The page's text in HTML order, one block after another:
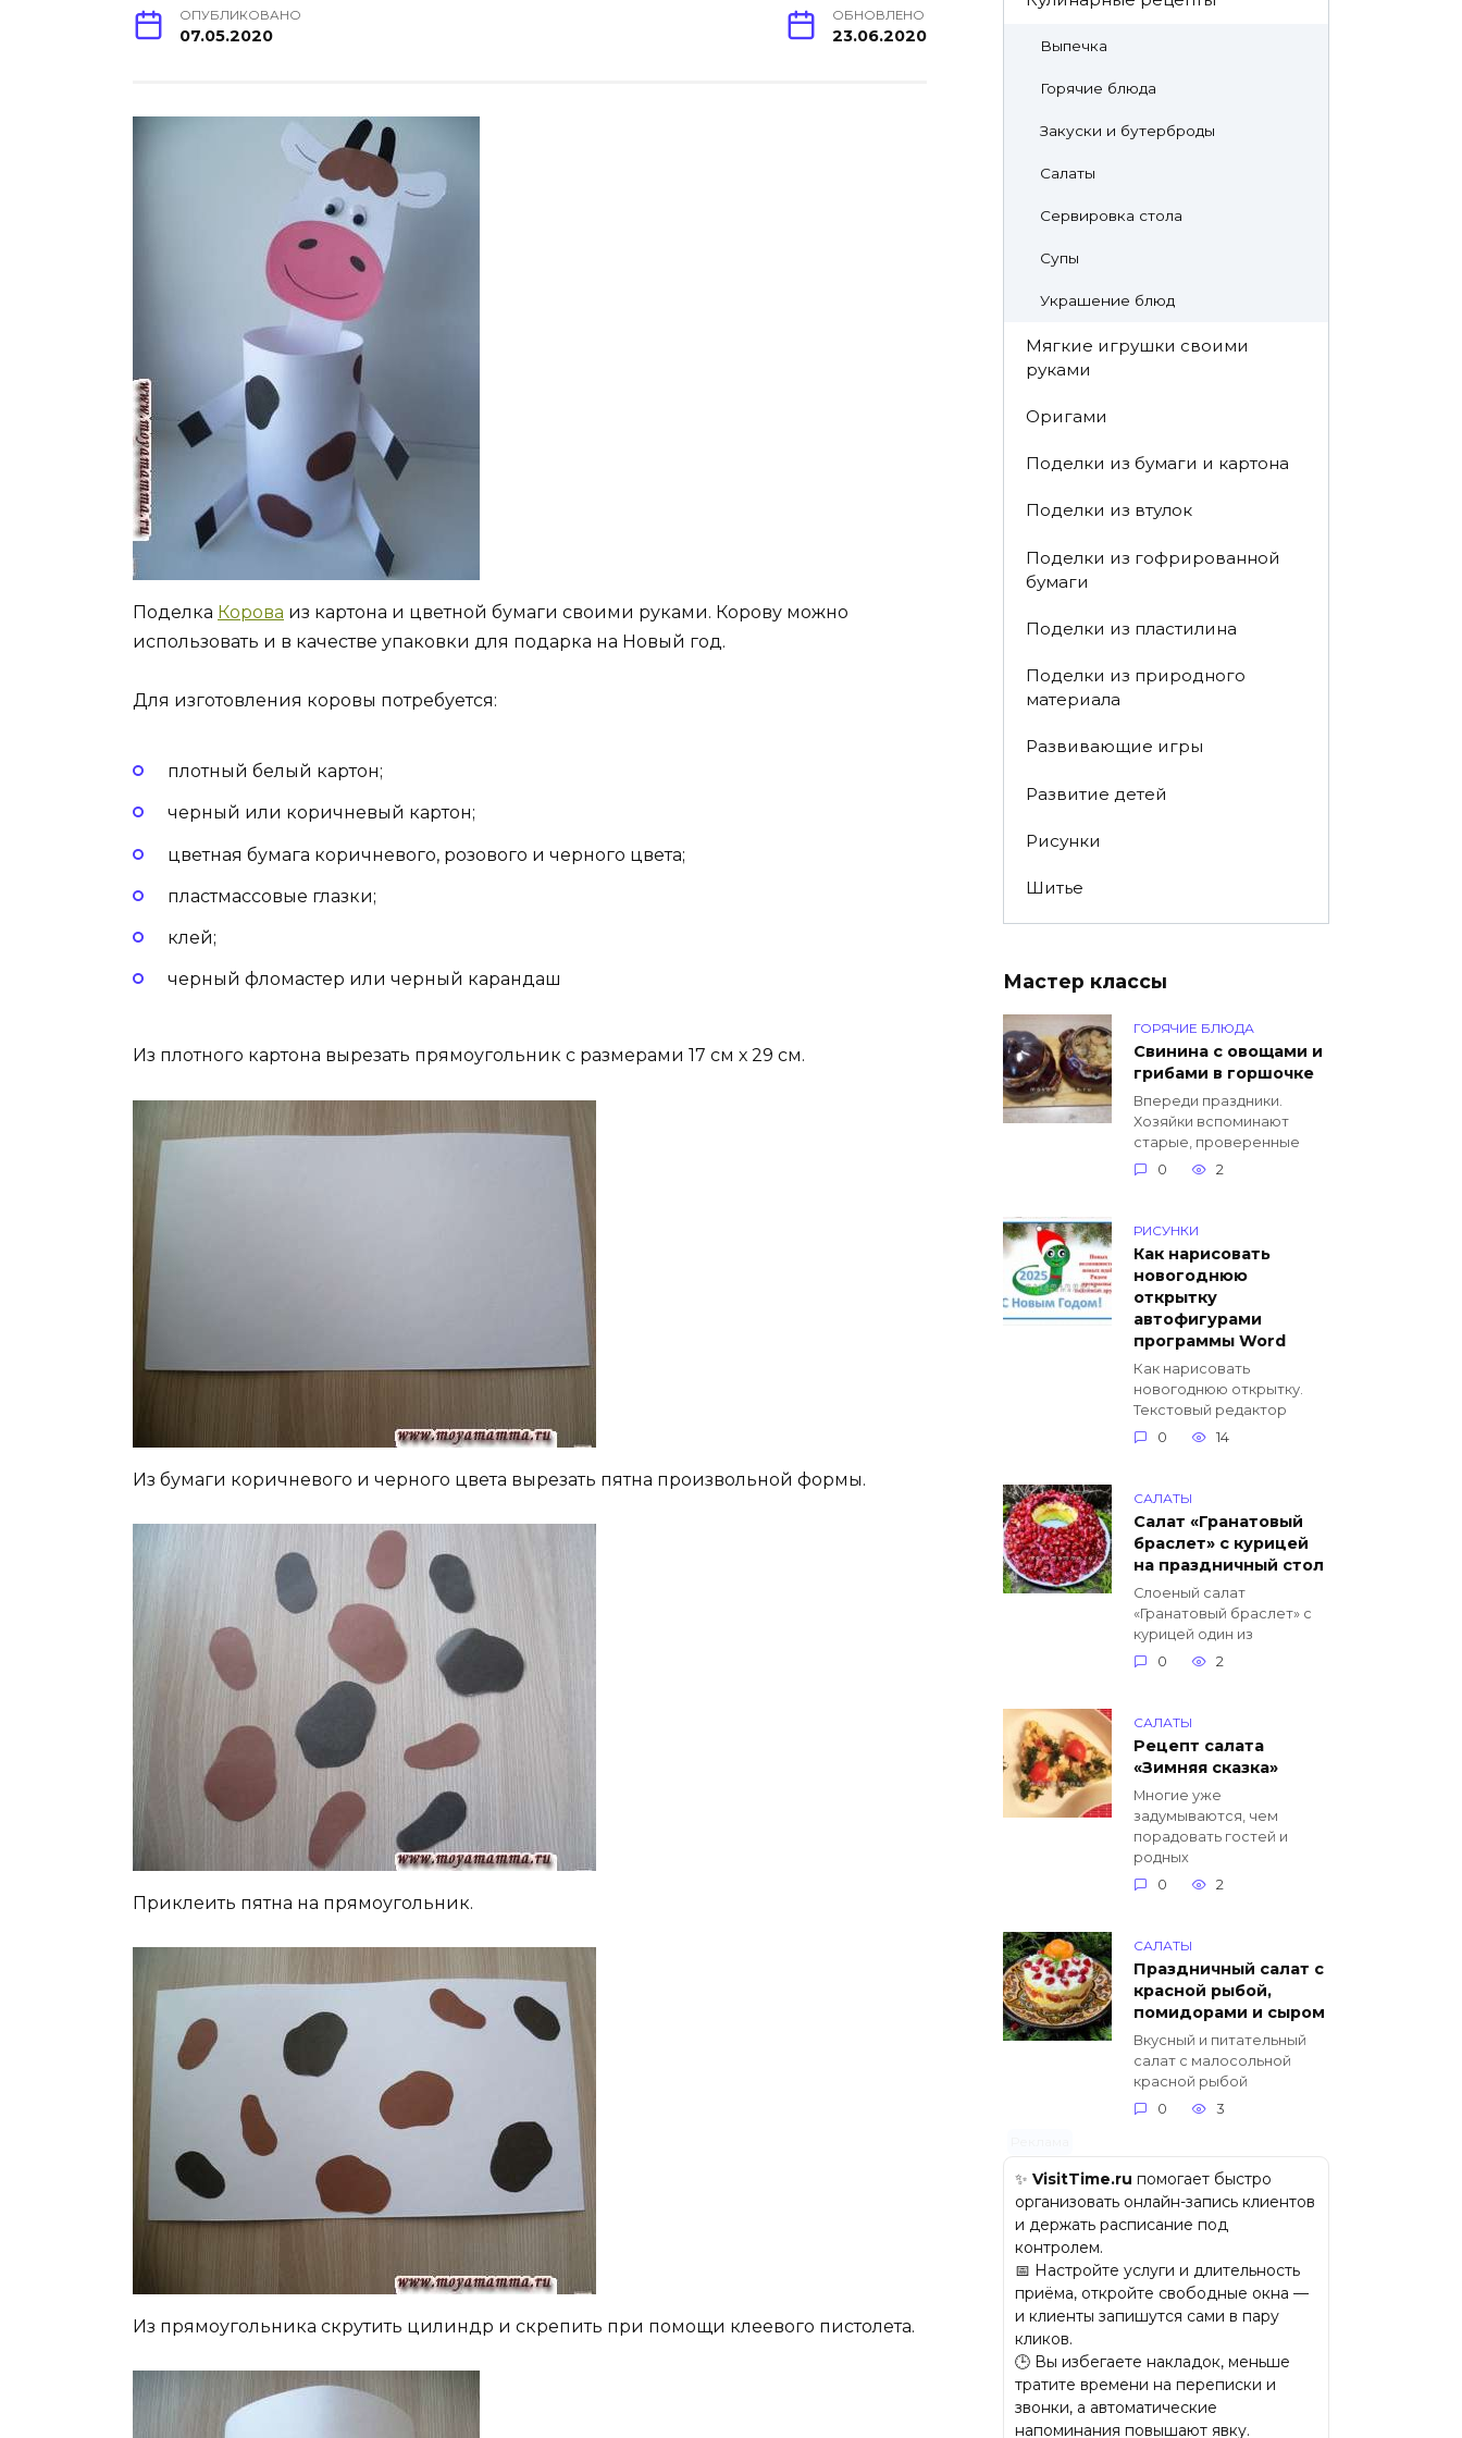
ОПУБЛИКОВАНО
07.05.2020
ОБНОВЛЕНО
23.06.2020
Поделка Корова из картона и цветной бумаги своими руками. Корову можно
использовать и в качестве упаковки для подарка на Новый год.
Для изготовления коровы потребуется:
плотный белый картон;
черный или коричневый картон;
цветная бумага коричневого, розового и черного цвета;
пластмассовые глазки;
клей;
черный фломастер или черный карандаш
Из плотного картона вырезать прямоугольник с размерами 17 см х 29 см.
Из бумаги коричневого и черного цвета вырезать пятна произвольной формы.
Приклеить пятна на прямоугольник.
Из прямоугольника скрутить цилиндр и скрепить при помощи клеевого пистолета.
Выпечка
Горячие блюда
Закуски и бутерброды
Салаты
Сервировка стола
Супы
Украшение блюд
Мягкие игрушки своими
руками
Оригами
Поделки из бумаги и картона
Поделки из втулок
Поделки из гофрированной
бумаги
Поделки из пластилина
Поделки из природного
материала
Развивающие игры
Развитие детей
Рисунки
Шитье
Мастер классы
ГОРЯЧИЕ БЛЮДА
Свинина с овощами и
грибами в горшочке
Впереди праздники.
Хозяйки вспоминают
старые, проверенные
0
2
РИСУНКИ
Как нарисовать
новогоднюю
открытку
автофигурами
программы Word
Как нарисовать
новогоднюю открытку.
Текстовый редактор
0
14
САЛАТЫ
Салат «Гранатовый
браслет» с курицей
на праздничный стол
Слоеный салат
«Гранатовый браслет» с
курицей один из
0
2
САЛАТЫ
Рецепт салата
«Зимняя сказка»
Многие уже
задумываются, чем
порадовать гостей и
родных
0
2
САЛАТЫ
Праздничный салат с
красной рыбой,
помидорами и сыром
Вкусный и питательный
салат с малосольной
красной рыбой
0
3
✨ VisitTime.ru помогает быстро
организовать онлайн-запись клиентов
и держать расписание под
контролем.
📅 Настройте услуги и длительность
приёма, откройте свободные окна —
и клиенты запишутся сами в пару
кликов.
🕒 Вы избегаете накладок, меньше
тратите времени на переписки и
звонки, а автоматические
напоминания повышают явку.